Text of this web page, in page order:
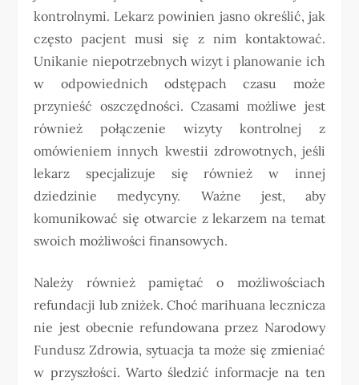
kontrolnymi. Lekarz powinien jasno określić, jak
często pacjent musi się z nim kontaktować.
Unikanie niepotrzebnych wizyt i planowanie ich
w odpowiednich odstępach czasu może
przynieść oszczędności. Czasami możliwe jest
również połączenie wizyty kontrolnej z
omówieniem innych kwestii zdrowotnych, jeśli
lekarz specjalizuje się również w innej
dziedzinie medycyny. Ważne jest, aby
komunikować się otwarcie z lekarzem na temat
swoich możliwości finansowych.
Należy również pamiętać o możliwościach
refundacji lub zniżek. Choć marihuana lecznicza
nie jest obecnie refundowana przez Narodowy
Fundusz Zdrowia, sytuacja ta może się zmieniać
w przyszłości. Warto śledzić informacje na ten